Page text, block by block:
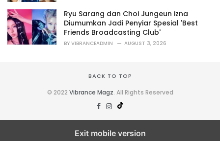
Ryu Sarang dan Choi Jungeun izna
Diumumkan Jadi Penyiar Spesial 'Best
Friends Broadcasting Club'
BY VIBRANCEADMIN AUGUST 3, 2026
BACK TO TOP
© 2022 Vibrance Magz. All Rights Reserved
Exit mobile version